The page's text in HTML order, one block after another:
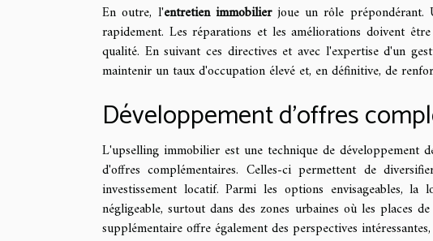
En outre, l'entretien immobilierjoue un rôle prépondérant.
rapidement. Les réparations et les améliorations doivent
qualité. En suivant ces directives et avec l'expertise d'un
maintenir un taux d'occupation élevé et, en définitive, de
Développement d'offres
L'upselling immobilier est une technique de
d'offres complémentaires. Celles-ci permettent de
investissement locatif. Parmi les options envisageables,
négligeable, surtout dans des zones urbaines où les places
supplémentaire offre également des perspectives